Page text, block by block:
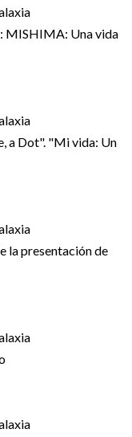
MISHIMA: Una vida
a Dot". "Mi vida: Un
la presentación de